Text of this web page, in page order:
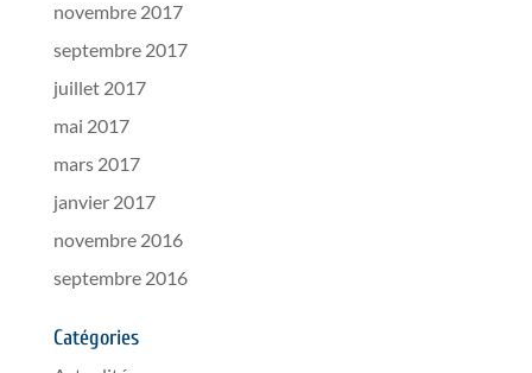
novembre 2017
septembre 2017
juillet 2017
mai 2017
mars 2017
janvier 2017
novembre 2016
septembre 2016
Catégories